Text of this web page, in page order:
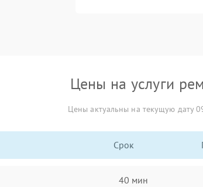
Цены на услуги
Цены актуальны на текущую дату
Срок
40 мин